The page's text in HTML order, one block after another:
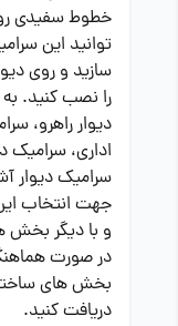
خطوط سفیدی
توانید این
سازید و روی
را نصب کنید.
دیوار راهرو،
اداری، سرامیک
سرامیک دیوار
جهت انتخاب
و با دیگر بخش
در صورت
بخش های
دریافت کنید.